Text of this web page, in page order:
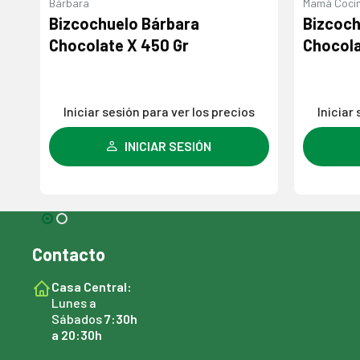
Bárbara
Bizcochuelo Bárbara
Chocolate X 450 Gr
Iniciar sesión para ver los precios
INICIAR SESIÓN
Mamá
Iniciar
Contacto
Casa Central:
Lunes a
Sábados7:30h
a 20:30h